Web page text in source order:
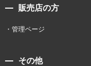
販売店の方
管理ページ
その他